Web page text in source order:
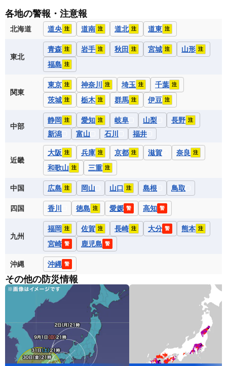
各地の警報・注意報
北海道 道央 注 道南 注 道北 注 道東 注
東北
青森 注 岩手 注 秋田 注 宮城 注 山形 注
福島 注
関東
東京 注 神奈川 注 埼玉 注 千葉 注
茨城 注 栃木 注 群馬 注 伊豆 注
中部
静岡 注 愛知 注 岐阜 山梨 長野 注
新潟 富山 石川 福井
近畿
大阪 注 兵庫 注 京都 注 滋賀 奈良 注
和歌山 注 三重 注
中国 広島 注 岡山 山口 注 島根 鳥取
四国 香川 徳島 注 愛媛 警 高知 警
九州
福岡 注 佐賀 注 長崎 注 大分 警 熊本 注
宮崎 警 鹿児島 警
沖縄 沖縄 警
その他の防災情報